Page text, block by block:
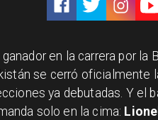
en la carrera por la
se cerró oficialmente
ya debutadas. Y el
solo en la cima: